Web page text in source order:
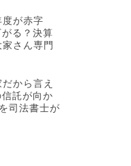
が赤字
る？決算
さん専門
から言え
託が向か
司法書士が